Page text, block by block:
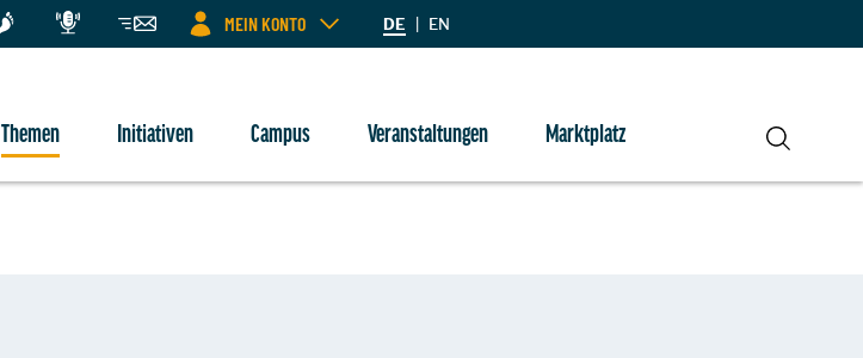
MEIN KONTO DE | EN
Themen Initiativen Campus Veranstaltungen
Marktplatz
Suche